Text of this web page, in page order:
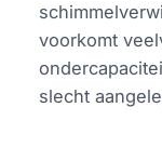
voorkomt
slecht